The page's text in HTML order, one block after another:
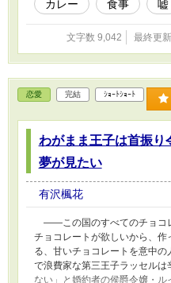
カレー
食事 嘘
文字数 9,042 最終更
恋愛 完結 ｼｮｰﾄｼｮｰﾄ
わがまま王子は首振り
夢が見たい
有沢楓花
――この国のすべてのチョコ
チョコレートが欲しいから、
る、甘いチョコレートを意中
で浪費家な第三王子ラッセル
ない」と婚約者の侯爵令嬢・